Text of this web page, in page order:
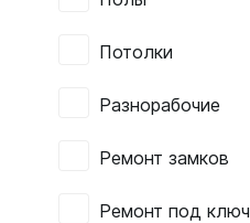
Потолки
Разнорабочие
Ремонт замков
Ремонт под ключ